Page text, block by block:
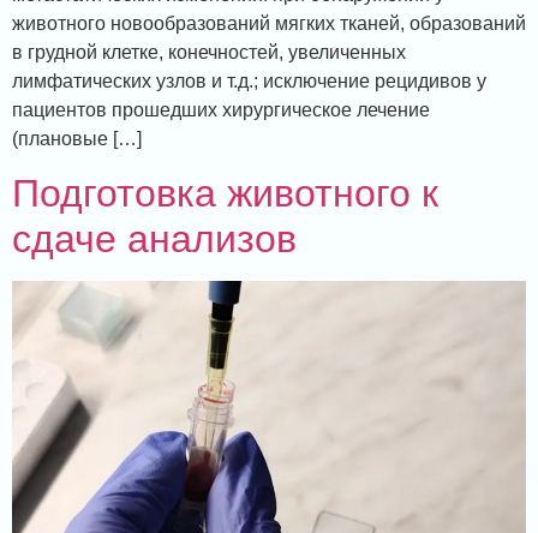
животного новообразований мягких тканей, образований
в грудной клетке, конечностей, увеличенных
лимфатических узлов и т.д.; исключение рецидивов у
пациентов прошедших хирургическое лечение
(плановые […]
Подготовка животного к
сдаче анализов